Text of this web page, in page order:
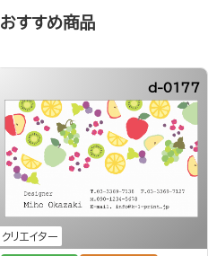
おすすめ商品
クリエイター
d-0177